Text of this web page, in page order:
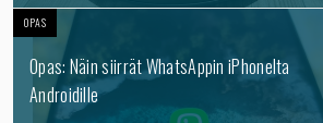
OPAS
Opas: Näin siirrät WhatsAppin iPhonelta
Androidille